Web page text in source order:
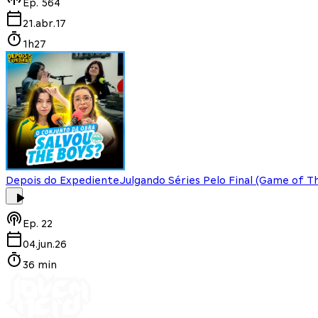
Ep. 564
21.abr.17
1h27
Depois do ExpedienteJulgando Séries Pelo Final (Game of
Ep. 22
04.jun.26
36 min